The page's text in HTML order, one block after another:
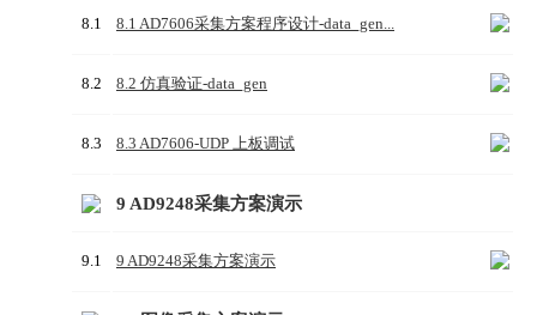
8.1 8.1 AD7606采集方案程序设计-data_gen...
8.2 8.2 仿真验证-data_gen
8.3 8.3 AD7606-UDP 上板调试
9 AD9248采集方案演示
9.1 9 AD9248采集方案演示